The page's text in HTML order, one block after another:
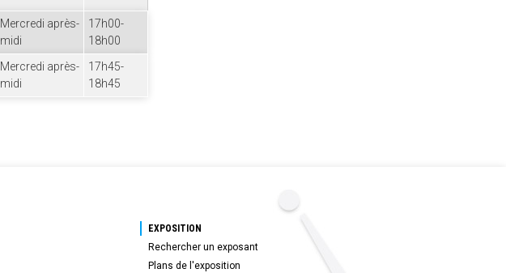
Mercredi après-
midi
17h00-
18h00
Mercredi après-
midi
17h45-
18h45
EXPOSITION
Rechercher un exposant
Plans de l'exposition